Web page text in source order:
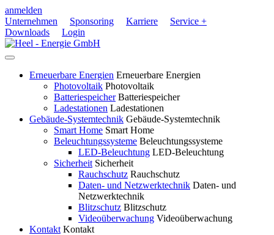
anmelden
Unternehmen
Sponsoring Karriere
Service +
Downloads
Login
Erneuerbare Energien Erneuerbare Energien
Photovoltaik Photovoltaik
Batteriespeicher Batteriespeicher
Ladestationen Ladestationen
Gebäude-Systemtechnik Gebäude-Systemtechnik
Smart Home Smart Home
Beleuchtungssysteme Beleuchtungssysteme
LED-Beleuchtung LED-Beleuchtung
Sicherheit Sicherheit
Rauchschutz Rauchschutz
Daten- und Netzwerktechnik Daten- und
Netzwerktechnik
Blitzschutz Blitzschutz
Videoüberwachung Videoüberwachung
Kontakt Kontakt